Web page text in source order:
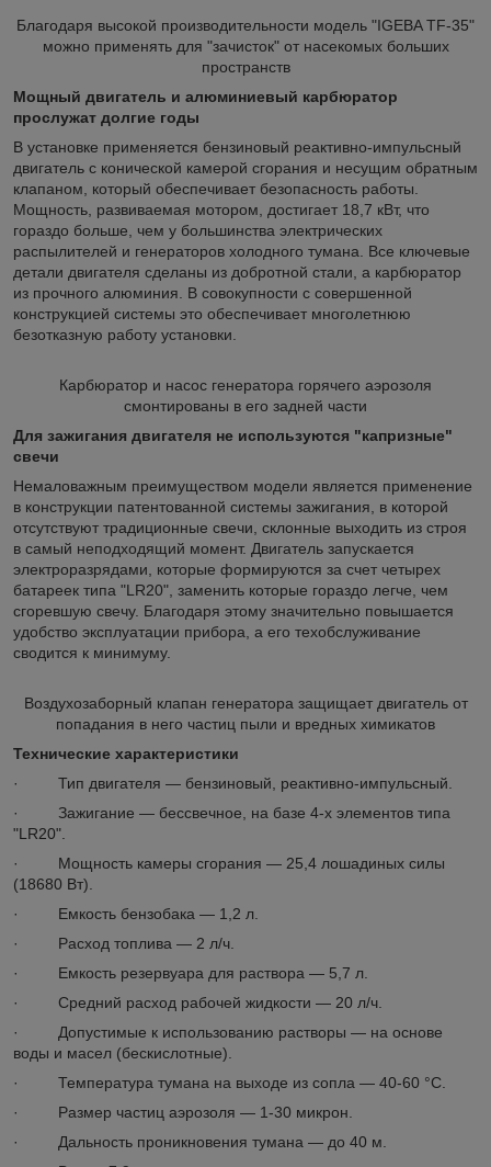
Благодаря высокой производительности модель "IGEBA TF-35"
можно применять для "зачисток" от насекомых больших
пространств
Мощный двигатель и алюминиевый карбюратор
прослужат долгие годы
В установке применяется бензиновый реактивно-импульсный
двигатель с конической камерой сгорания и несущим обратным
клапаном, который обеспечивает безопасность работы.
Мощность, развиваемая мотором, достигает 18,7 кВт, что
гораздо больше, чем у большинства электрических
распылителей и генераторов холодного тумана. Все ключевые
детали двигателя сделаны из добротной стали, а карбюратор
из прочного алюминия. В совокупности с совершенной
конструкцией системы это обеспечивает многолетнюю
безотказную работу установки.
Карбюратор и насос генератора горячего аэрозоля
смонтированы в его задней части
Для зажигания двигателя не используются "капризные"
свечи
Немаловажным преимуществом модели является применение
в конструкции патентованной системы зажигания, в которой
отсутствуют традиционные свечи, склонные выходить из строя
в самый неподходящий момент. Двигатель запускается
электроразрядами, которые формируются за счет четырех
батареек типа "LR20", заменить которые гораздо легче, чем
сгоревшую свечу. Благодаря этому значительно повышается
удобство эксплуатации прибора, а его техобслуживание
сводится к минимуму.
Воздухозаборный клапан генератора защищает двигатель от
попадания в него частиц пыли и вредных химикатов
Технические характеристики
· Тип двигателя — бензиновый, реактивно-импульсный.
· Зажигание — бессвечное, на базе 4-х элементов типа
"LR20".
· Мощность камеры сгорания — 25,4 лошадиных силы
(18680 Вт).
· Емкость бензобака — 1,2 л.
· Расход топлива — 2 л/ч.
· Емкость резервуара для раствора — 5,7 л.
· Средний расход рабочей жидкости — 20 л/ч.
· Допустимые к использованию растворы — на основе
воды и масел (бескислотные).
· Температура тумана на выходе из сопла — 40-60 °С.
· Размер частиц аэрозоля — 1-30 микрон.
· Дальность проникновения тумана — до 40 м.